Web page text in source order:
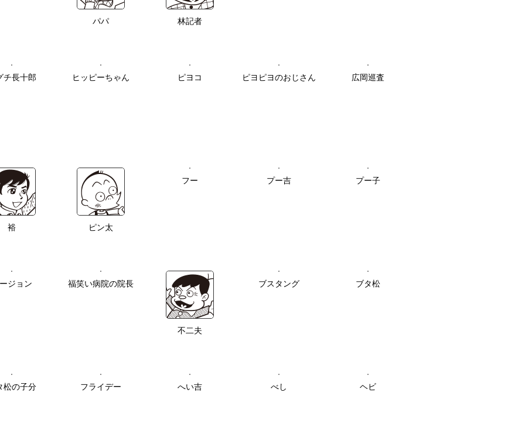
パパ 林記者
チ長十郎 ヒッピーちゃん ピヨコ ピヨピヨのおじさん 広岡巡査
裕 ピン太
フー プー吉 プー子
ジョン 福笑い病院の院長
不二夫
ブスタング ブタ松
松の子分 フライデー へい吉 べし ヘビ